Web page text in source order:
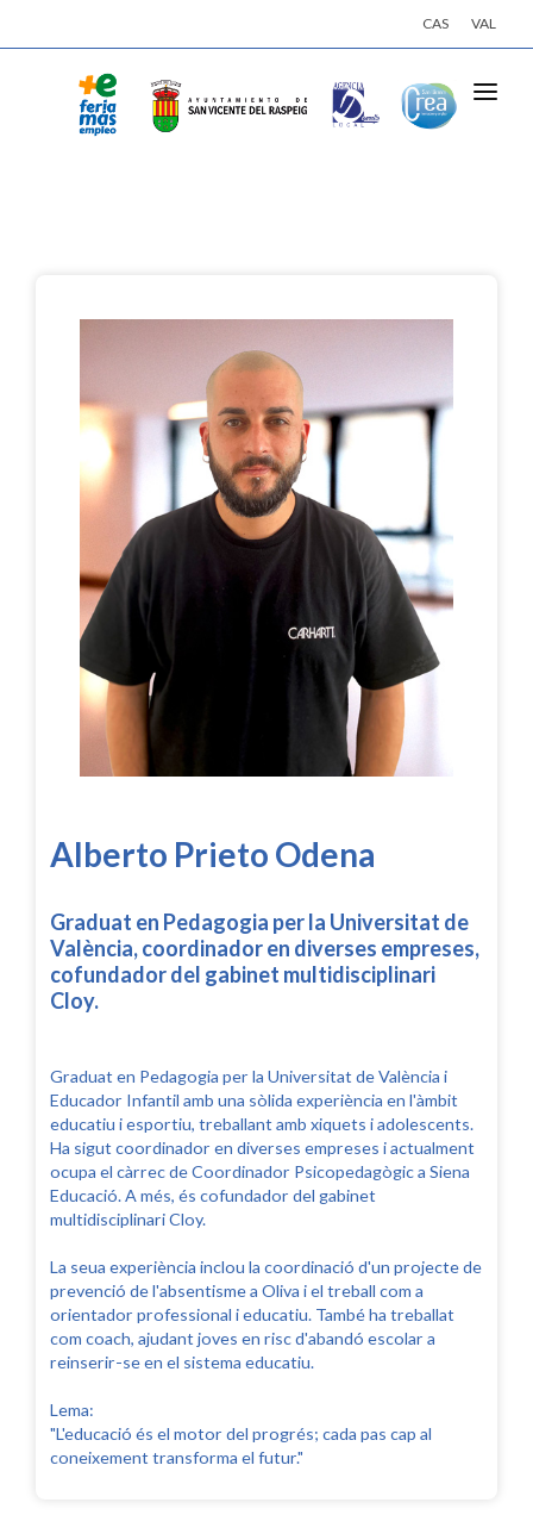
CAS VAL
INSCRIU-TE
INICIA SESSIÓ
Alberto Prieto Odena
Graduat en Pedagogia per la Universitat de
València, coordinador en diverses empreses,
cofundador del gabinet multidisciplinari
Cloy.
Graduat en Pedagogia per la Universitat de València i
Educador Infantil amb una sòlida experiència en l'àmbit
educatiu i esportiu, treballant amb xiquets i adolescents.
Ha sigut coordinador en diverses empreses i actualment
ocupa el càrrec de Coordinador Psicopedagògic a Siena
Educació. A més, és cofundador del gabinet
multidisciplinariCloy.
La seua experiència inclou la coordinació d'un projecte de
prevenció de l'absentisme a Oliva i el treball com a
orientador professional i educatiu. També ha treballat
com coach, ajudant joves en risc d'abandó escolar a
reinserir-se en el sistema educatiu.
Lema:
"L'educació és el motor del progrés; cada pas cap al
coneixement transforma el futur."